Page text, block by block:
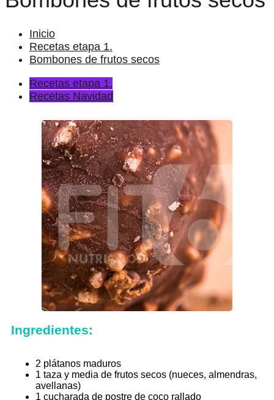
Inicio
Recetas etapa 1.
Bombones de frutos secos
Recetas etapa 1.
Recetas Navidad
Ingredientes:
2 plátanos maduros
1 taza y media de frutos secos (nueces, almendras,
avellanas)
1 cucharada de postre de coco rallado